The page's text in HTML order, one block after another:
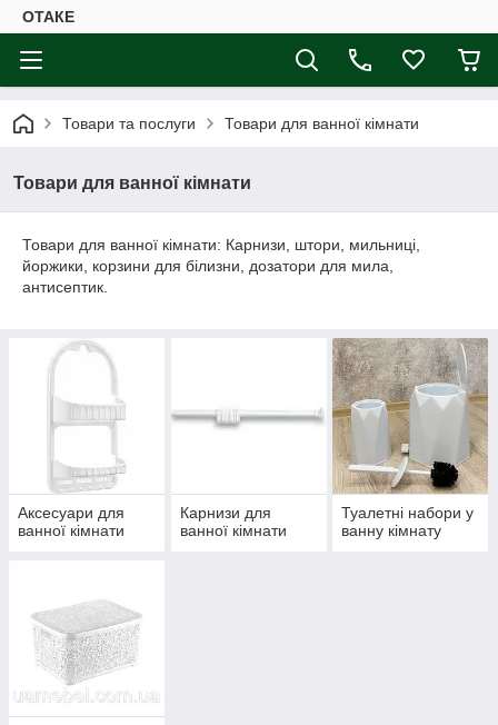
ОТАКЕ
Товари та послуги Товари для ванної кімнати
Товари для ванної кімнати
Товари для ванної кімнати: Карнизи, штори, мильниці,
йоржики, корзини для білизни, дозатори для мила,
антисептик.
Аксесуари для
ванної кімнати
Карнизи для
ванної кімнати
Туалетні набори у
ванну кімнату